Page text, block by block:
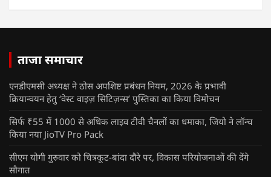
ताजा समाचार
एनडीएमसी अध्यक्ष ने ठोस अपशिष्ट प्रबंधन नियम, 2026 के प्रभावी
क्रियान्वयन हेतु ‘वेस्ट वाइज़ सिटिज़न्स’ पुस्तिका का किया विमोचन
सिर्फ ₹55 में 1000 से अधिक लाइव टीवी चैनलों का धमाका, जियो ने लॉन्च
किया नया JioTV Pro Pack
सीएम योगी गुरुवार को चित्रकूट-बांदा दौरे पर, विकास परियोजनाओं की देंगे
सौगात